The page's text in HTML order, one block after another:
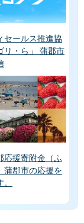
セールス推進協
リ・ら」 蒲郡市
応援寄附金（ふ
蒲郡市の応援を